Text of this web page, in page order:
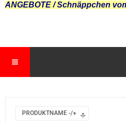
ANGEBOTE / Schnäppchen
PRODUKTNAME -/+